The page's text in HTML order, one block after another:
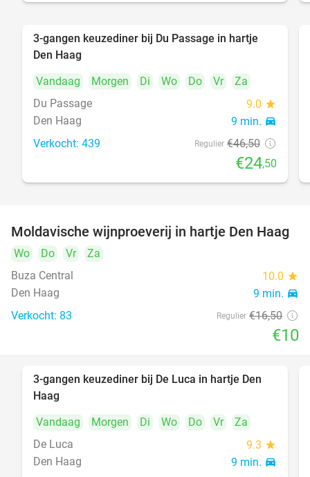
47%
3-gangen keuzediner bij Du Passage in hartje
Den Haag
Vandaag
Morgen Di Wo Do Vr
Za
Du Passage
9.0 star
Den Haag 9 min. directions_car
Verkocht: 439 Regulier €46,50
€24,50
39%
Moldavische wijnproeverij in hartje Den Haag
Wo Do Vr
Za
Buza Central
10.0 star
Den Haag 9 min. directions_car
Verkocht: 83 Regulier €16,50
€10
47%
3-gangen keuzediner bij De Luca in hartje Den
Haag
Vandaag
Morgen Di Wo Do Vr
Za
De Luca
9.3 star
Den Haag 9 min. directions_car